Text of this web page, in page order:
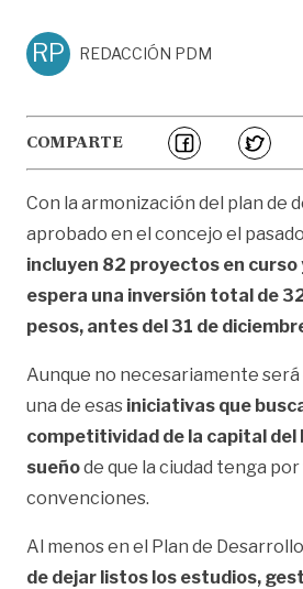
RP REDACCIÓN PDM
COMPARTE
Con la armonización del plan de
aprobado en el concejo el
incluyen 82 proyectos en curso
espera una inversión total de
pesos, antes del 31 de
Aunque no necesariamente
una de esas iniciativas que
competitividad de la capital
sueñode que la ciudad tenga
convenciones.
Al menos en el Plan de
de dejar listos los estudios,